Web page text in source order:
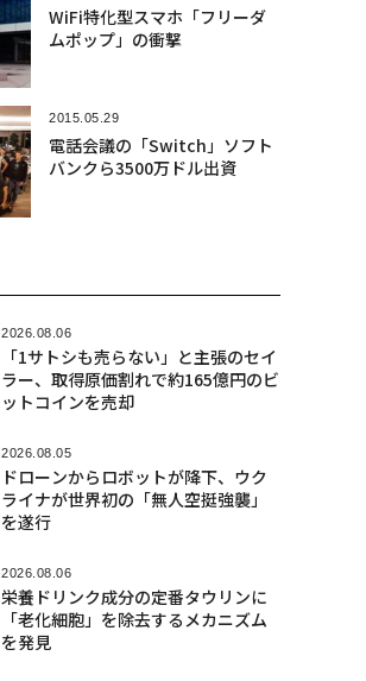
WiFi特化型スマホ「フリーダ
ムポップ」の衝撃
2015.05.29
電話会議の「Switch」ソフト
バンクら3500万ドル出資
2026.08.06
「1サトシも売らない」と主張のセイ
ラー、取得原価割れで約165億円のビ
ットコインを売却
2026.08.05
ドローンからロボットが降下、ウク
ライナが世界初の「無人空挺強襲」
を遂行
2026.08.06
栄養ドリンク成分の定番タウリンに
「老化細胞」を除去するメカニズム
を発見